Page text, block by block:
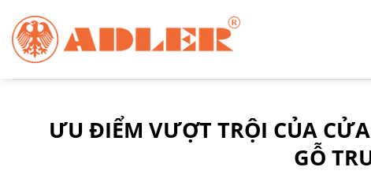
đến
nội
dung
ƯU ĐIỂM VƯỢT TRỘI CỦA
GỖ